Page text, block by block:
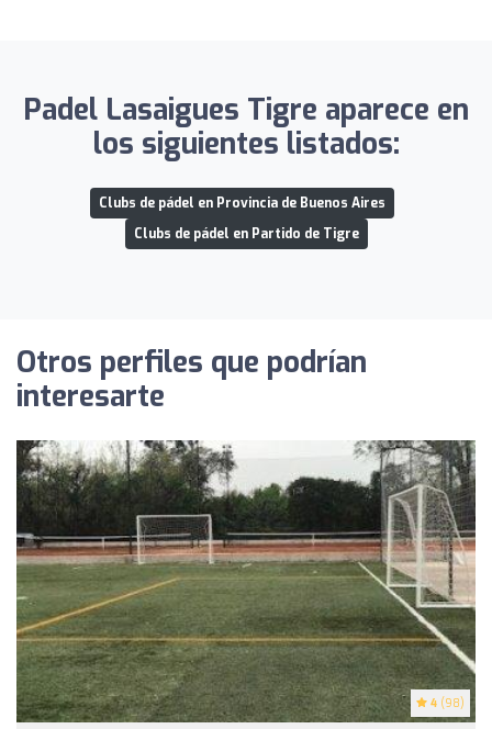
Padel Lasaigues Tigre aparece en
los siguientes listados:
Clubs de pádel en Provincia de Buenos Aires
Clubs de pádel en Partido de Tigre
Otros perfiles que podrían
interesarte
4 (98)